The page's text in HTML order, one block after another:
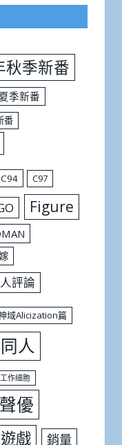
秋季新番
季新番
番
C94 C97
Figure
評論
域Alicization篇
同人
工作細胞
聲優
遊戲 銷量